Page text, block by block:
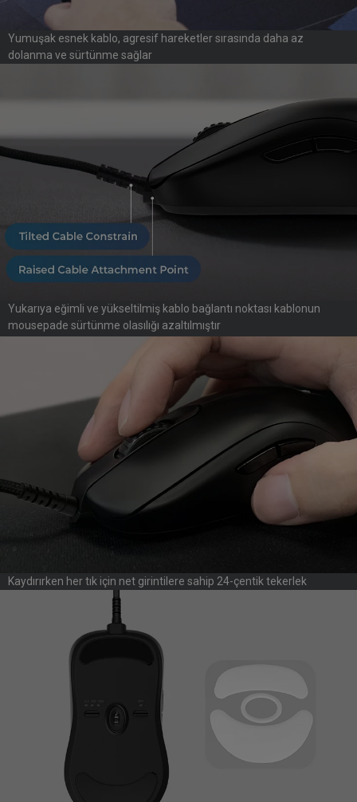
Yumuşak esnek kablo, agresif hareketler sırasında daha az
dolanma ve sürtünme sağlar
Yukarıya eğimli ve yükseltilmiş kablo bağlantı noktası kablonun
mousepade sürtünme olasılığı azaltılmıştır
Kaydırırken her tık için net girintilere sahip 24-çentik tekerlek